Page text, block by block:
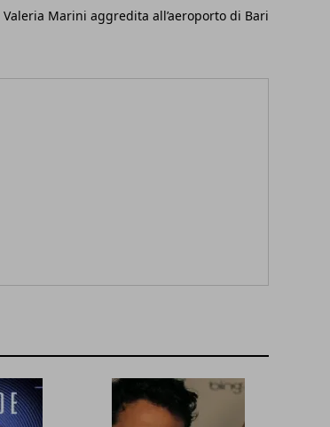
Valeria Marini aggredita all’aeroporto di Bari